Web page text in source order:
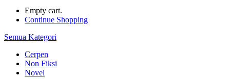
Empty cart.
Continue Shopping
Semua Kategori
Cerpen
Non Fiksi
Novel